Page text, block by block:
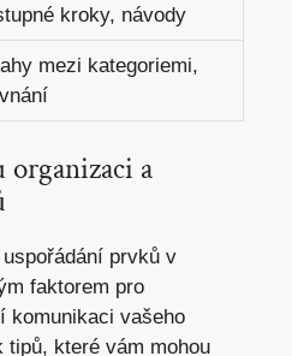
kroky, návody
mezi kategoriemi,
organizaci a
prvků v
faktorem pro
komunikaci vašeho
tipů, které vám mohou